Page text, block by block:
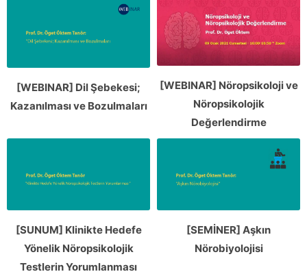
[WEBINAR] Dil Şebekesi;
Kazanılması ve Bozulmaları
[WEBINAR] Nöropsikoloji ve
Nöropsikolojik
Değerlendirme
[SUNUM] Klinikte Hedefe
Yönelik Nöropsikolojik
Testlerin Yorumlanması
[SEMİNER] Aşkın
Nörobiyolojisi